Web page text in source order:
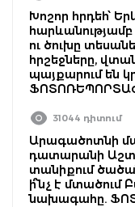
Խոշոր հրդեհ՝
ու ծուխը
հրշեջները,
պայքարում են
31044 դիտում
Արագածոտնի
դատարանի
տանիքում
ի՞նչ է մտածում
նախագահը.